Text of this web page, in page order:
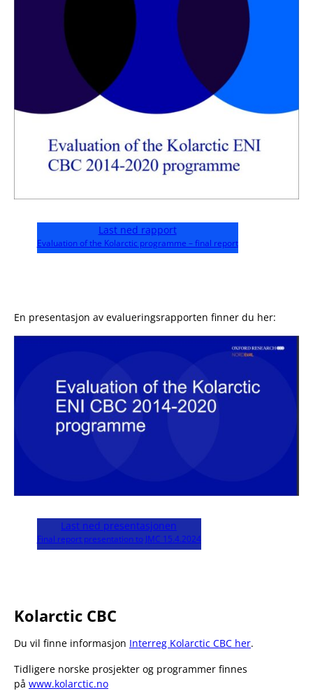
Last ned rapport
Evaluation of the Kolarctic programme – final report
En presentasjon av evalueringsrapporten finner du her:
Last ned presentasjonen
Final report presentation to JMC 15.4.2024
Kolarctic CBC
Du vil finne informasjon Interreg Kolarctic CBC her.
Tidligere norske prosjekter og programmer finnes
på www.kolarctic.no